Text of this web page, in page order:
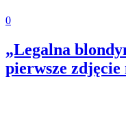
0
„Legalna
pierwsze